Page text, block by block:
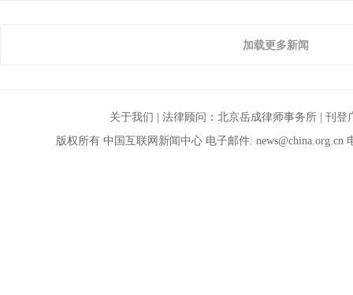
加载更多新闻
关于我们 | 法律顾问：北京岳成律师事务所 |刊登
版权所有 中国互联网新闻中心 电子邮件: news@china.org.cn